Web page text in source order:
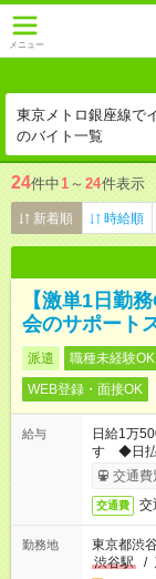
メニュー
東京メトロ銀座線で
のバイト一覧
24件中1 ～ 24件表示
新着順 時給順
【激単1日勤
会のサポート
派遣 職種未経験OK
WEB登録・面接OK
給与
日給1万
す ◆日払
異なりま
交通費
交通費 交
勤務地
東京都渋
渋谷駅
/